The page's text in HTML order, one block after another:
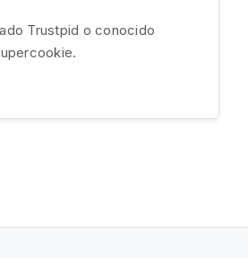
Trustpid o conocido